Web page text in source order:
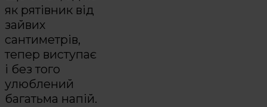
як рятівник від
зайвих
сантиметрів,
тепер виступає
і без того
улюблений
багатьма напій.